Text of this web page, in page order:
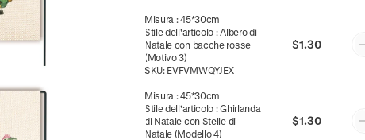
Misura :45*30cm
Stile dell'articolo :Albero di
Natale con bacche rosse
(Motivo 3)
SKU: EVFVMWQYJEX
$1.30
Misura :45*30cm
Stile dell'articolo :Ghirlanda
di Natale con Stelle di
Natale (Modello 4)
$1.30